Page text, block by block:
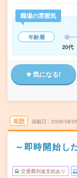
職場の雰囲気
年齢層
20代
気になる!
未読 掲載日 2026/08/05
～即時開始し
交通費別途支給あり